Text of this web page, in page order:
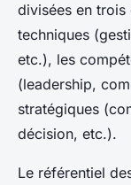
divisées en
techniques
etc.), les
(leadership,
stratégiques
décision, etc.).
Le référentiel